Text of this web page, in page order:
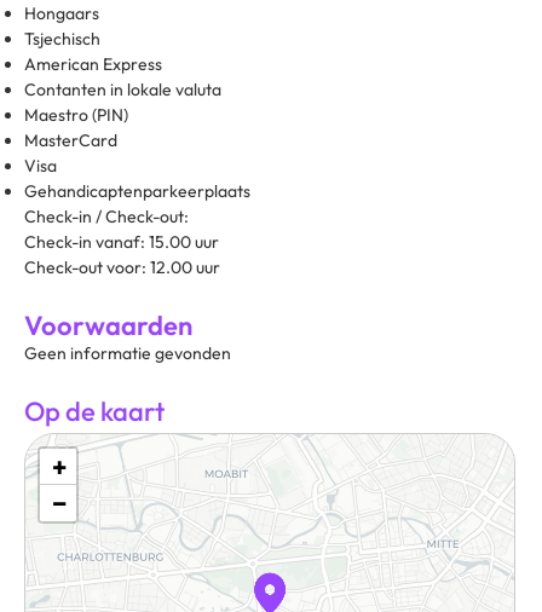
Hongaars
Tsjechisch
American Express
Contanten in lokale valuta
Maestro (PIN)
MasterCard
Visa
Gehandicaptenparkeerplaats
Check-in / Check-out:
Check-in vanaf: 15.00 uur
Check-out voor: 12.00 uur
Voorwaarden
Geen informatie gevonden
Op de kaart
+
−